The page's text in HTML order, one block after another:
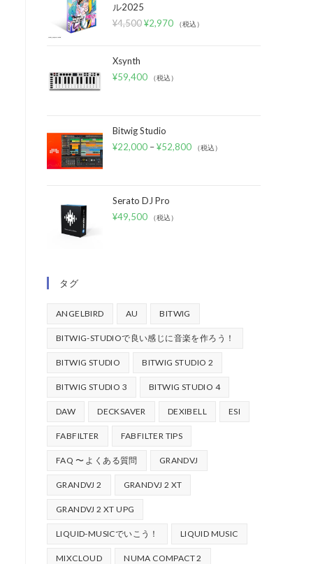
ル2025
¥4,500¥2,970 （税込）
Xsynth
¥59,400 （税込）
Bitwig Studio
¥22,000 –¥52,800 （税込）
Serato DJ Pro
¥49,500 （税込）
タグ
ANGELBIRD AU BITWIG
BITWIG-STUDIOで良い感じに音楽を作ろう！
BITWIG STUDIO BITWIG STUDIO 2
BITWIG STUDIO 3 BITWIG STUDIO 4
DAW DECKSAVER DEXIBELL ESI
FABFILTER FABFILTER TIPS
FAQ 〜 よくある質問 GRANDVJ
GRANDVJ 2 GRANDVJ 2 XT
GRANDVJ 2 XT UPG
LIQUID-MUSICでいこう！ LIQUID MUSIC
MIXCLOUD NUMA COMPACT 2